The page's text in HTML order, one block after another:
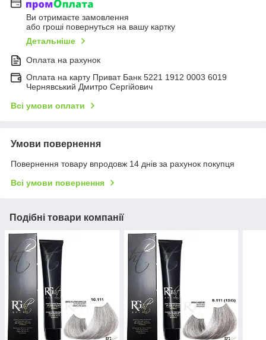
Ви отримаєте замовлення
або гроші повернуться на вашу картку
Детальніше
Оплата на рахунок
Оплата на карту Приват Банк 5221 1912 0003 6019
Чернявський Дмитро Сергійович
Всі умови оплати
Умови повернення
Повернення товару впродовж 14 днів за рахунок покупця
Всі умови повернення
Подібні товари компанії